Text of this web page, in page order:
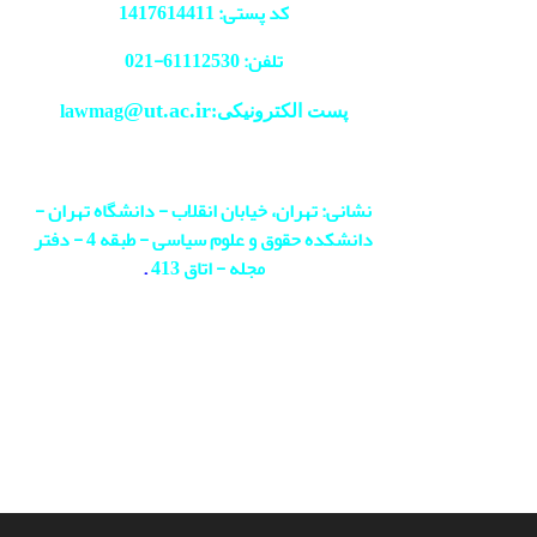
کد پستی: 1417614411
تلفن: 61112530-
021
پست الکترونیکی:lawmag@ut.ac.ir
نشانی: تهران، خیابان انقلاب - دانشگاه تهران -
دانشکده حقوق و علوم سیاسی - طبقه 4 - دفتر
مجله - اتاق 413
.